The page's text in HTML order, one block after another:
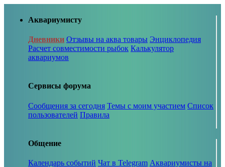
Аквариумисту
Дневники Отзывы на аква товары Энциклопедия
Расчет совместимости рыбок Калькулятор
аквариумов
Сервисы форума
Сообщения за сегодня Темы с моим участием Список
пользователей Правила
Общение
Календарь событий Чат в Telegram Аквариумисты на